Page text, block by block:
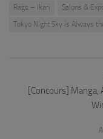
Rage – Ikari
Salons &
Tokyo Night Sky is Always
[Concours] Manga,